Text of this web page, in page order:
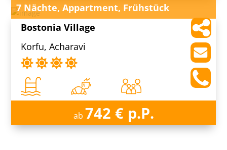
7 Nächte, Appartment, Frühstück
Bostonia Village
Korfu, Acharavi
ab 742 € p.P.